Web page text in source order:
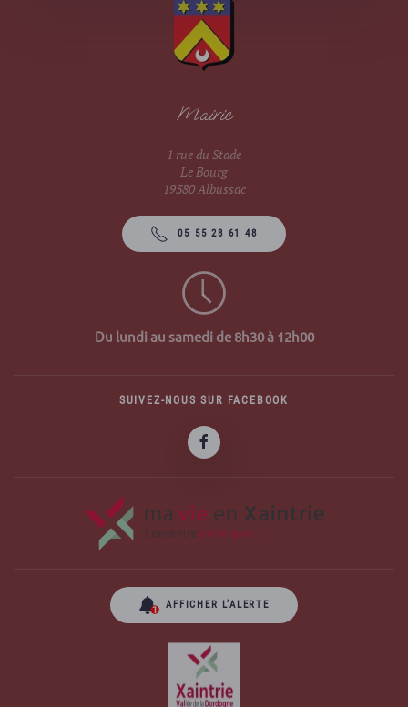
Mairie
1 rue du Stade
Le Bourg
19380 Albussac
05 55 28 61 48
Du lundi au samedi de 8h30 à 12h00
SUIVEZ-NOUS SUR FACEBOOK
AFFICHER L’ALERTE